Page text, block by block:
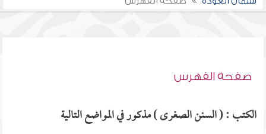
صفحة الفهرس
الكتب : ( السنن الصغرى ) مذكور في المواضع التالية